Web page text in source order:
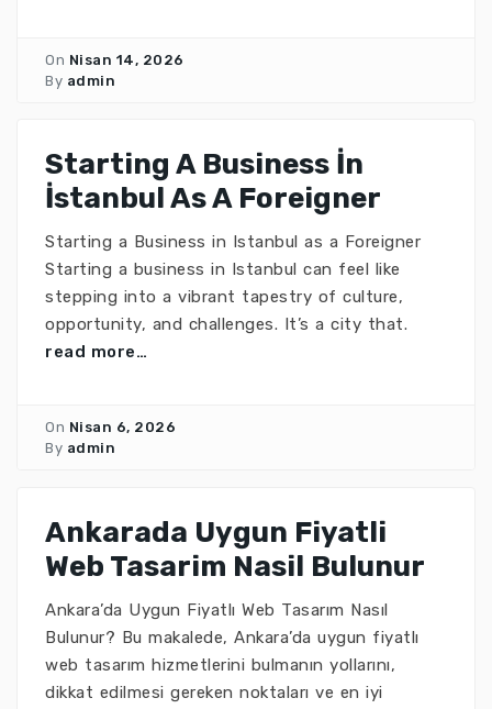
On Nisan 14, 2026
By admin
Starting A Business İn
İstanbul As A Foreigner
Starting a Business in Istanbul as a Foreigner
Starting a business in Istanbul can feel like
stepping into a vibrant tapestry of culture,
opportunity, and challenges. It’s a city that.
read more…
On Nisan 6, 2026
By admin
Ankarada Uygun Fiyatli
Web Tasarim Nasil Bulunur
Ankara’da Uygun Fiyatlı Web Tasarım Nasıl
Bulunur? Bu makalede, Ankara’da uygun fiyatlı
web tasarım hizmetlerini bulmanın yollarını,
dikkat edilmesi gereken noktaları ve en iyi